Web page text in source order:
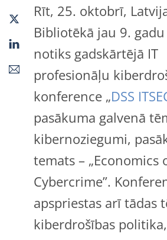
Rīt, 25. oktobrī,
Bibliotēkā jau 9. gadu
notiks gadskārtējā IT
profesionāļu
konference „DSS
pasākuma galvenā
kibernoziegumi,
temats – „Economics
Cybercrime”.
apspriestas arī tādas
kiberdrošības